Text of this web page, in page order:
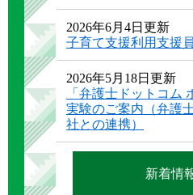
2026年6月4日更新
子育て支援利用支援
2026年5月18日更新
「弁護士ドットコム
実験のご案内（弁護
社との連携）
新着情